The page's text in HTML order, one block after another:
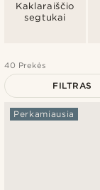
Kaklaraiščio
segtukai
40 Prekės
FILTRAS
Perkamiausia